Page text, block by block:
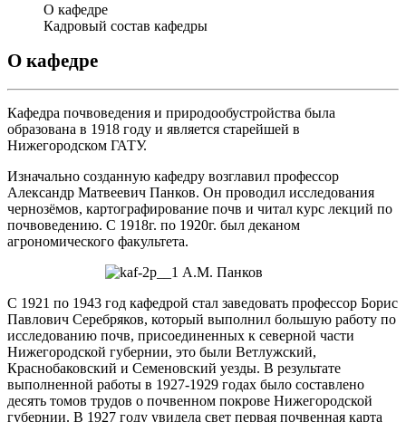
О кафедре
Кадровый состав кафедры
О кафедре
Кафедра почвоведения и природообустройства была
образована в 1918 году и является старейшей в
Нижегородском ГАТУ.
Изначально созданную кафедру возглавил профессор
Александр Матвеевич Панков. Он проводил исследования
чернозёмов, картографирование почв и читал курс лекций по
почвоведению. С 1918г. по 1920г. был деканом
агрономического факультета.
А.М. Панков
С 1921 по 1943 год кафедрой стал заведовать профессор Борис
Павлович Серебряков, который выполнил большую работу по
исследованию почв, присоединенных к северной части
Нижегородской губернии, это были Ветлужский,
Краснобаковский и Семеновский уезды. В результате
выполненной работы в 1927-1929 годах было составлено
десять томов трудов о почвенном покрове Нижегородской
губернии. В 1927 году увидела свет первая почвенная карта